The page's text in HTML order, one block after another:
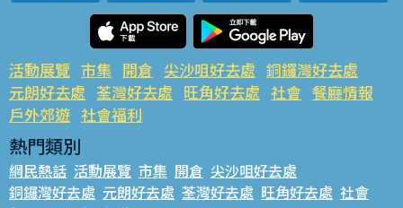
活動展覽 市集 開倉 尖沙咀好去處 銅鑼灣好去處
元朗好去處 荃灣好去處 旺角好去處 社會 餐廳情報
戶外郊遊 社會福利
熱門類別
網民熱話 活動展覽 市集 開倉 尖沙咀好去處
銅鑼灣好去處 元朗好去處 荃灣好去處 旺角好去處 社會